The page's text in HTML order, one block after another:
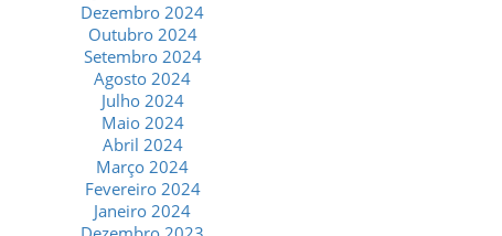
Dezembro 2024
Outubro 2024
Setembro 2024
Agosto 2024
Julho 2024
Maio 2024
Abril 2024
Março 2024
Fevereiro 2024
Janeiro 2024